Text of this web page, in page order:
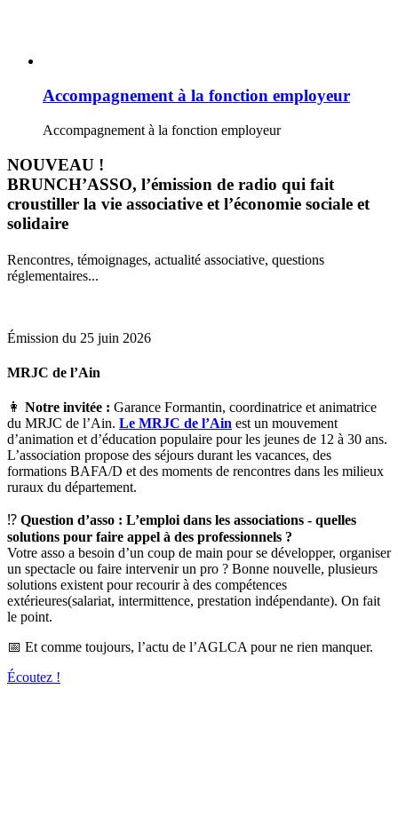
Accompagnement à la fonction employeur
Accompagnement à la fonction employeur
NOUVEAU !
BRUNCH’ASSO, l’émission de radio qui fait
croustiller la vie associative et l’économie sociale et
solidaire
Rencontres, témoignages, actualité associative, questions
réglementaires...
Émission du 25 juin 2026
MRJC de l’Ain
👩 Notre invitée : Garance Formantin, coordinatrice et animatrice
du MRJC de l’Ain. Le MRJC de l’Ain est un mouvement
d’animation et d’éducation populaire pour les jeunes de 12 à 30 ans.
L’association propose des séjours durant les vacances, des
formations BAFA/D et des moments de rencontres dans les milieux
ruraux du département.
⁉ Question d’asso : L’emploi dans les associations - quelles
solutions pour faire appel à des professionnels ?
Votre asso a besoin d’un coup de main pour se développer, organiser
un spectacle ou faire intervenir un pro ? Bonne nouvelle, plusieurs
solutions existent pour recourir à des compétences
extérieures(salariat, intermittence, prestation indépendante). On fait
le point.
📅 Et comme toujours, l’actu de l’AGLCA pour ne rien manquer.
Écoutez !